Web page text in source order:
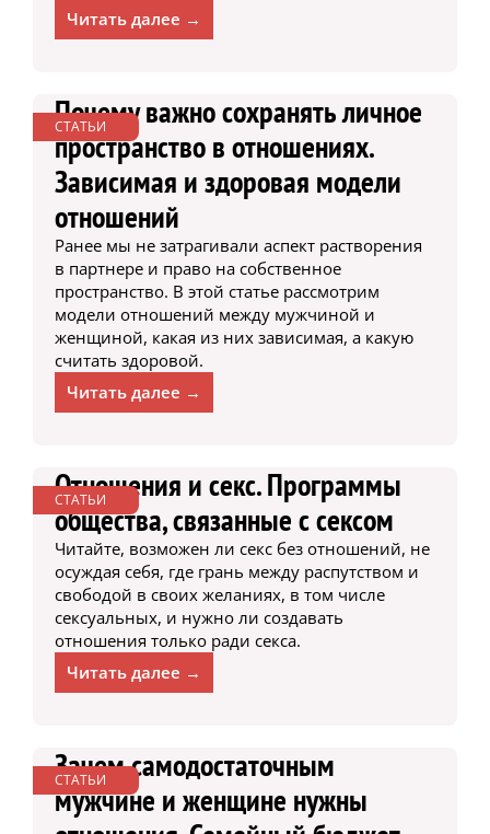
Читать далее →
СТАТЬИ
Почему важно сохранять личное
пространство в отношениях.
Зависимая и здоровая модели
отношений
Ранее мы не затрагивали аспект растворения
в партнере и право на собственное
пространство. В этой статье рассмотрим
модели отношений между мужчиной и
женщиной, какая из них зависимая, а какую
считать здоровой.
Читать далее →
СТАТЬИ
Отношения и секс. Программы
общества, связанные с сексом
Читайте, возможен ли секс без отношений, не
осуждая себя, где грань между распутством и
свободой в своих желаниях, в том числе
сексуальных, и нужно ли создавать
отношения только ради секса.
Читать далее →
СТАТЬИ
Зачем самодостаточным
мужчине и женщине нужны